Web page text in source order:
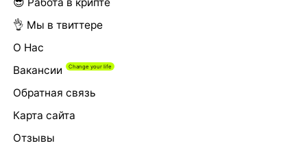
👌 Мы в твиттере
О Нас
Вакансии
Обратная связь
Карта сайта
Отзывы